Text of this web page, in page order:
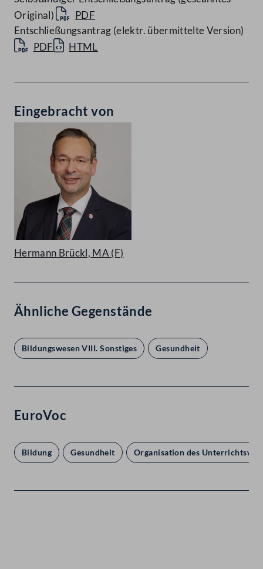
Original)
PDF
Entschließungsantrag (elektr. übermittelte Version)
PDF
HTML
Eingebracht von
Hermann Brückl, MA (F)
Ähnliche Gegenstände
Bildungswesen VIII. Sonstiges Gesundheit
EuroVoc
Bildung Gesundheit Organisation des